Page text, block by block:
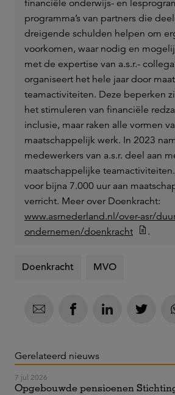
financiële onderwijs- en
programma’s van partners die
dreigende schulden helpen om
voorkomen, waar nodig en
met de expertise van a.s.r.-
organiseert het hele jaar door
teamactiviteiten. Deze beperken
het stimuleren van financiële
inclusie, maar raken alle vormen
maatschappelijk werk. In 2023
medewerkers van a.s.r. deel aan
maatschappelijke
voor bijna 7.000 uur aan
verricht. Meer over Doenkracht:
www.asrnederland.nl/over-asr/
ondernemen/doenkracht
.
Doenkracht MVO
Gerelateerd nieuws
7 jul 2026
Opgebouwde pensioenen